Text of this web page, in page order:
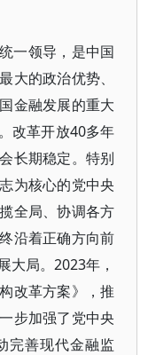
一领导，是中国
大的政治优势、
金融发展的重大
改革开放40多年
长期稳定。特别
为核心的党中央
全局、协调各方
沿着正确方向前
大局。2023年，
改革方案》，推
步加强了党中央
完善现代金融监